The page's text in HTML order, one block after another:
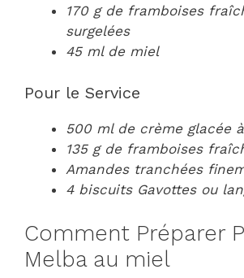
170 g de framboises
surgelées
45 ml de miel
Pour le Service
500 ml de crème glacée
135 g de framboises
Amandes tranchées
4 biscuits Gavottes ou
Comment Préparer
Melba au miel